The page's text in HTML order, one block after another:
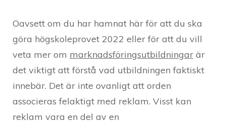
Oavsett om du har hamnat här för att du ska
göra högskoleprovet 2022 eller för att du vill
veta mer om marknadsföringsutbildningar är
det viktigt att förstå vad utbildningen faktiskt
innebär. Det är inte ovanligt att orden
associeras felaktigt med reklam. Visst kan
reklam vara en del av en